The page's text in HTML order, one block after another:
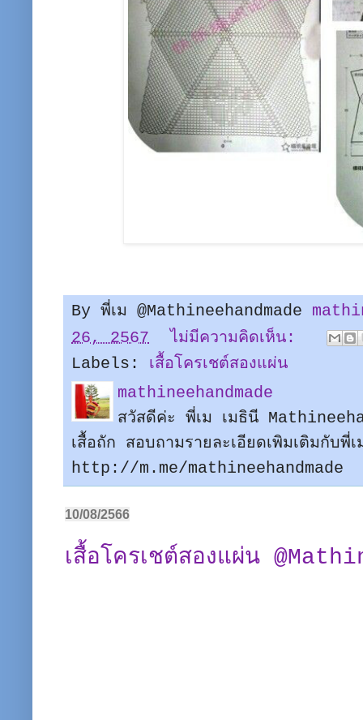
By พี่เม @Mathineehandmade
26, 2567
ไม่มีความคิดเห็น:
Labels: เสื้อโครเชต์สองแผ่น
mathineehandmade
สวัสดีค่ะ พี่เม เมธินี
เสื้อถัก สอบถามรายละเอียดเพิมเติมกับ
http://m.me/mathineehandmade
10/08/2566
เสื้อโครเชต์สองแผ่น